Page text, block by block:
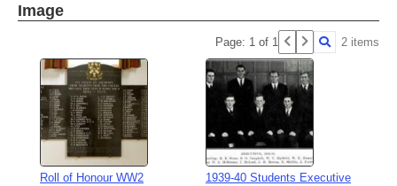
Image
Page: 1 of 1 2 items
Roll of Honour WW2 1939-40 Students Executive